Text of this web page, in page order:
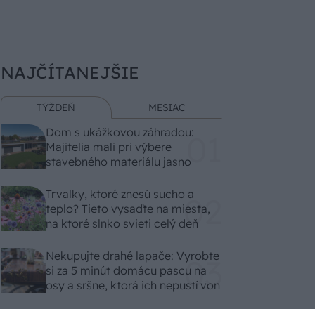
NAJČÍTANEJŠIE
TÝŽDEŇ MESIAC
Dom s ukážkovou záhradou:
Majitelia mali pri výbere
stavebného materiálu jasno
Trvalky, ktoré znesú sucho a
teplo? Tieto vysaďte na miesta,
na ktoré slnko svieti celý deň
Nekupujte drahé lapače: Vyrobte
si za 5 minút domácu pascu na
osy a sršne, ktorá ich nepustí von